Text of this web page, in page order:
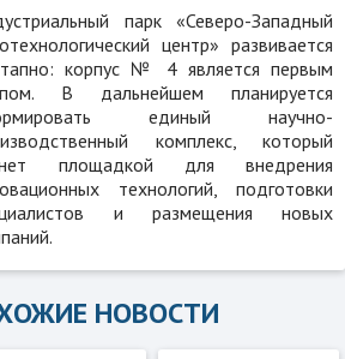
парк «Северо-Западный
центр» развивается
корпус № 4 является первым
В дальнейшем планируется
единый научно-
комплекс, который
площадкой для внедрения
технологий, подготовки
и размещения новых
НОВОСТИ